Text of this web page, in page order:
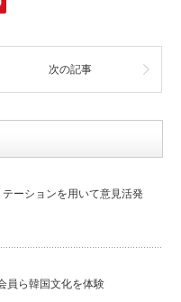
次の記事
ーションを用いて意見活発
ら韓国文化を体験